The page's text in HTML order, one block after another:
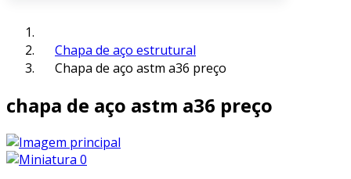
Chapa de aço estrutural
Chapa de aço astm a36 preço
chapa de aço astm a36 preço